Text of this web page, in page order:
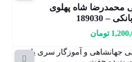
100 ریالی محمدرضا شاه پهلوی
189030
تومان